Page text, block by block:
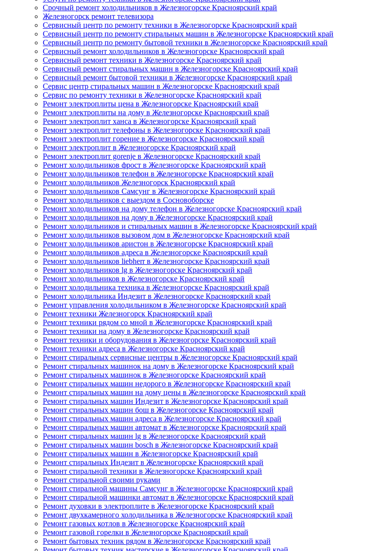
Срочный ремонт холодильников в Железногорске Красноярский край
Железногорск ремонт телевизора
Сервисный центр по ремонту техники в Железногорске Красноярский край
Сервисный центр по ремонту стиральных машин в Железногорске Красноярский край
Сервисный центр по ремонту бытовой техники в Железногорске Красноярский край
Сервисный ремонт холодильников в Железногорске Красноярский край
Сервисный ремонт техники в Железногорске Красноярский край
Сервисный ремонт стиральных машин в Железногорске Красноярский край
Сервисный ремонт бытовой техники в Железногорске Красноярский край
Сервис центр стиральных машин в Железногорске Красноярский край
Сервис по ремонту техники в Железногорске Красноярский край
Ремонт электроплиты цена в Железногорске Красноярский край
Ремонт электроплиты на дому в Железногорске Красноярский край
Ремонт электроплит ханса в Железногорске Красноярский край
Ремонт электроплит телефоны в Железногорске Красноярский край
Ремонт электроплит горение в Железногорске Красноярский край
Ремонт электроплит в Железногорске Красноярский край
Ремонт электроплит gorenje в Железногорске Красноярский край
Ремонт холодильников фрост в Железногорске Красноярский край
Ремонт холодильников телефон в Железногорске Красноярский край
Ремонт холодильников Железногорск Красноярский край
Ремонт холодильников Самсунг в Железногорске Красноярский край
Ремонт холодильников с выездом в Сосновоборске
Ремонт холодильников на дому телефон в Железногорске Красноярский край
Ремонт холодильников на дому в Железногорске Красноярский край
Ремонт холодильников и стиральных машин в Железногорске Красноярский край
Ремонт холодильников вызовом дом в Железногорске Красноярский край
Ремонт холодильников аристон в Железногорске Красноярский край
Ремонт холодильников адреса в Железногорске Красноярский край
Ремонт холодильников liebherr в Железногорске Красноярский край
Ремонт холодильников lg в Железногорске Красноярский край
Ремонт холодильников в Железногорске Красноярский край
Ремонт холодильника техника в Железногорске Красноярский край
Ремонт холодильника Индезит в Железногорске Красноярский край
Ремонт управления холодильником в Железногорске Красноярский край
Ремонт техники Железногорск Красноярский край
Ремонт техники рядом со мной в Железногорске Красноярский край
Ремонт техники на дому в Железногорске Красноярский край
Ремонт техники и оборудования в Железногорске Красноярский край
Ремонт техники адреса в Железногорске Красноярский край
Ремонт стиральных сервисные центры в Железногорске Красноярский край
Ремонт стиральных машинок на дому в Железногорске Красноярский край
Ремонт стиральных машинок в Железногорске Красноярский край
Ремонт стиральных машин недорого в Железногорске Красноярский край
Ремонт стиральных машин на дому цены в Железногорске Красноярский край
Ремонт стиральных машин Индезит в Железногорске Красноярский край
Ремонт стиральных машин бош в Железногорске Красноярский край
Ремонт стиральных машин адреса в Железногорске Красноярский край
Ремонт стиральных машин автомат в Железногорске Красноярский край
Ремонт стиральных машин lg в Железногорске Красноярский край
Ремонт стиральных машин bosch в Железногорске Красноярский край
Ремонт стиральных машин в Железногорске Красноярский край
Ремонт стиральных Индезит в Железногорске Красноярский край
Ремонт стиральной техники в Железногорске Красноярский край
Ремонт стиральной своими руками
Ремонт стиральной машины Самсунг в Железногорске Красноярский край
Ремонт стиральной машинки автомат в Железногорске Красноярский край
Ремонт духовки в электроплите в Железногорске Красноярский край
Ремонт двухкамерного холодильника в Железногорске Красноярский край
Ремонт газовых котлов в Железногорске Красноярский край
Ремонт газовой горелки в Железногорске Красноярский край
Ремонт бытовых техник рядом в Железногорске Красноярский край